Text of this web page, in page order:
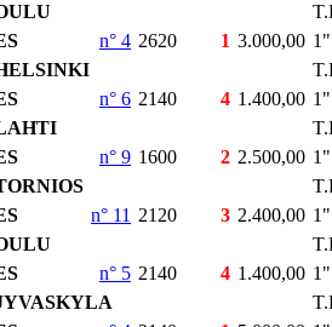
n° 4 2620 1 3.000,00
n° 6 2140 4 1.400,00
n° 9 1600 2 2.500,00
n° 11 2120 3 2.400,00
n° 5 2140 4 1.400,00